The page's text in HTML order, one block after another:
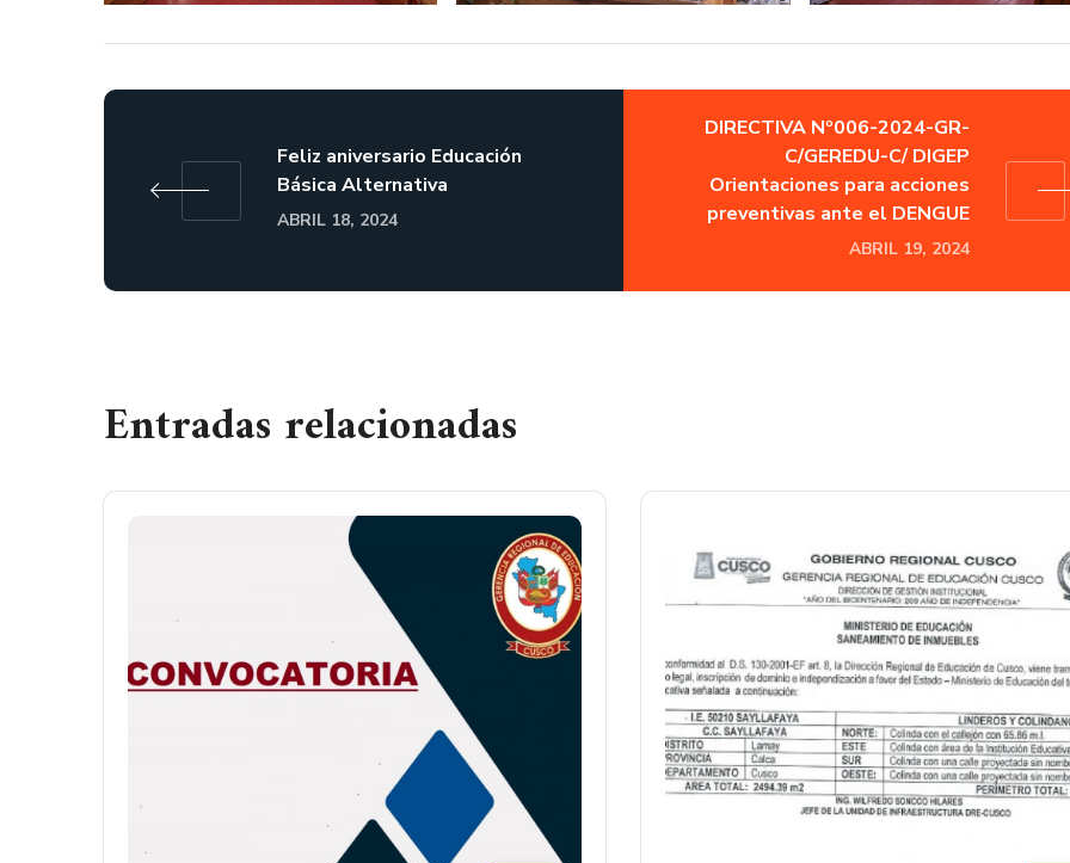
Feliz aniversario Educación
Básica Alternativa
ABRIL 18, 2024
DIRECTIVA Nº006-2024-GR-
C/GEREDU-C/ DIGEP
Orientaciones para acciones
preventivas ante el DENGUE
ABRIL 19, 2024
Entradas relacionadas